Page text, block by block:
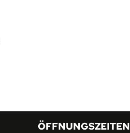
ÖFFNUNGSZEITEN